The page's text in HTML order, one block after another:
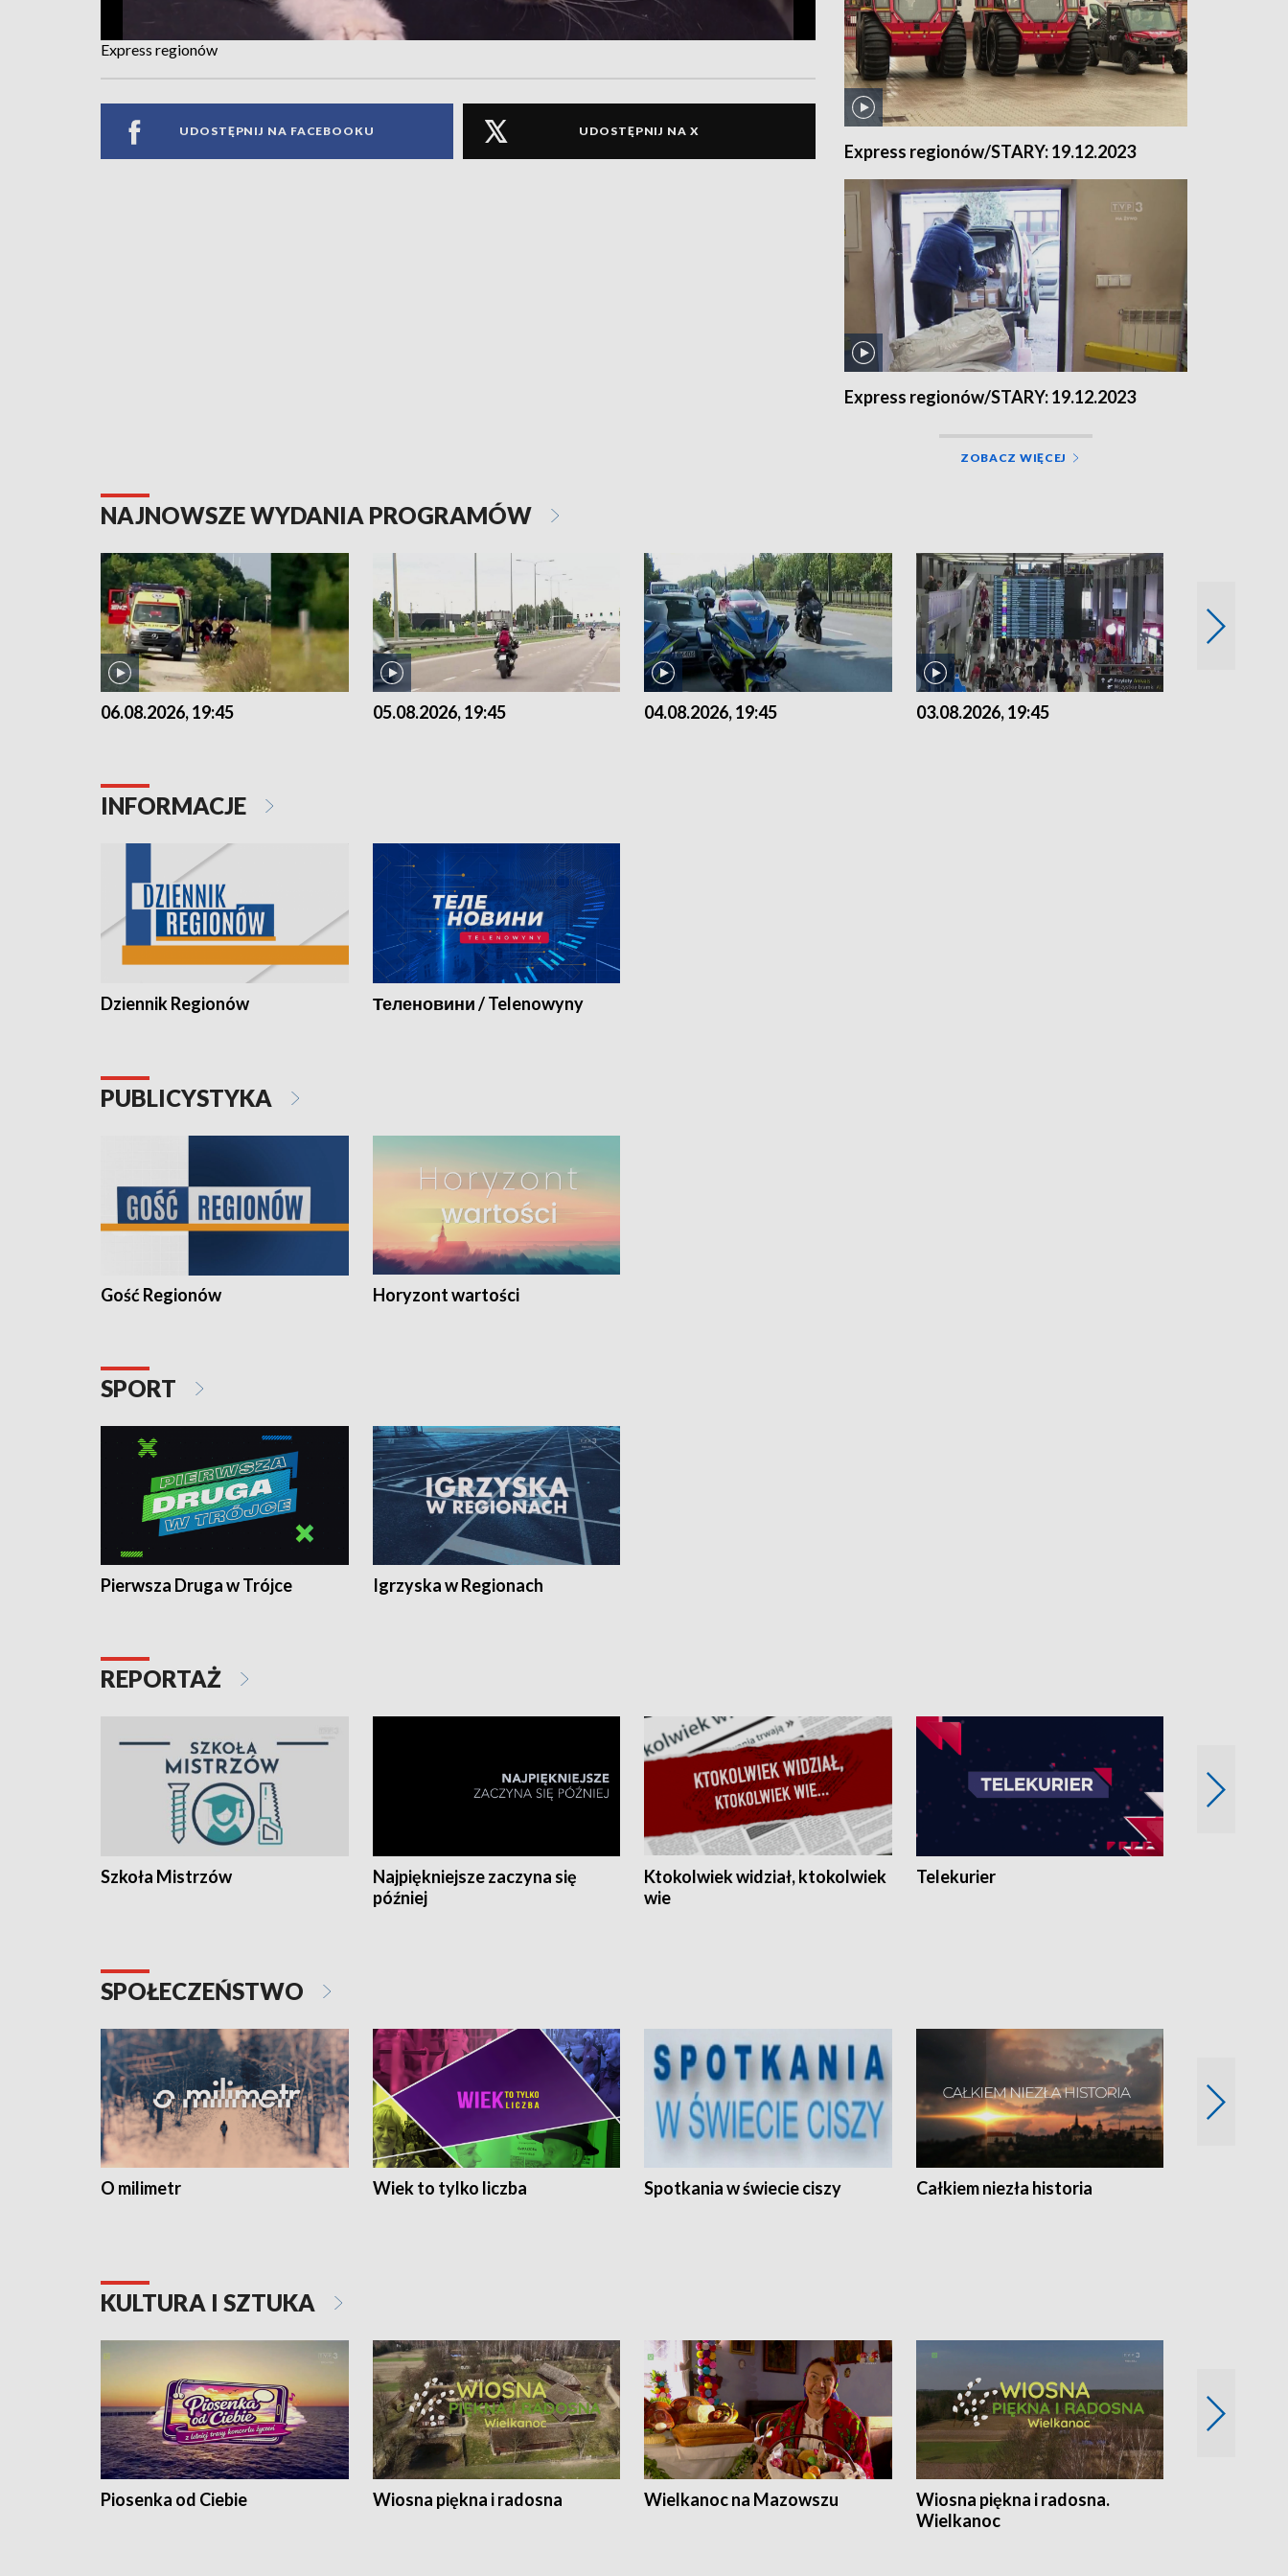
Express regionów
UDOSTĘPNIJ NA FACEBOOKU UDOSTĘPNIJ NA X
Express regionów/STARY: 19.12.2023
Express regionów/STARY: 19.12.2023
ZOBACZ WIĘCEJ
NAJNOWSZE WYDANIA PROGRAMÓW
06.08.2026, 19:45 05.08.2026, 19:45 04.08.2026, 19:45 03.08.2026, 19:45
INFORMACJE
Dziennik Regionów Теленовини / Telenowyny
PUBLICYSTYKA
Gość Regionów Horyzont wartości
SPORT
Pierwsza Druga w Trójce Igrzyska w Regionach
REPORTAŻ
Szkoła Mistrzów
Najpiękniejsze zaczyna się
później
Ktokolwiek widział, ktokolwiek
wie
Telekurier
SPOŁECZEŃSTWO
O milimetr Wiek to tylko liczba Spotkania w świecie ciszy Całkiem niezła historia
KULTURA I SZTUKA
Piosenka od Ciebie Wiosna piękna i radosna Wielkanoc na Mazowszu
Wiosna piękna i radosna.
Wielkanoc